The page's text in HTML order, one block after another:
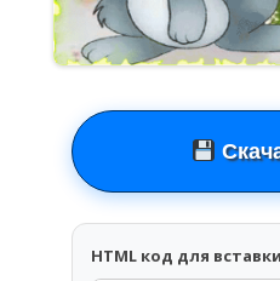
HTML код для